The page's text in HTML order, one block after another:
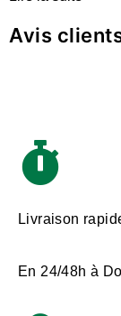
Avis
Livraison
En 24/48h à